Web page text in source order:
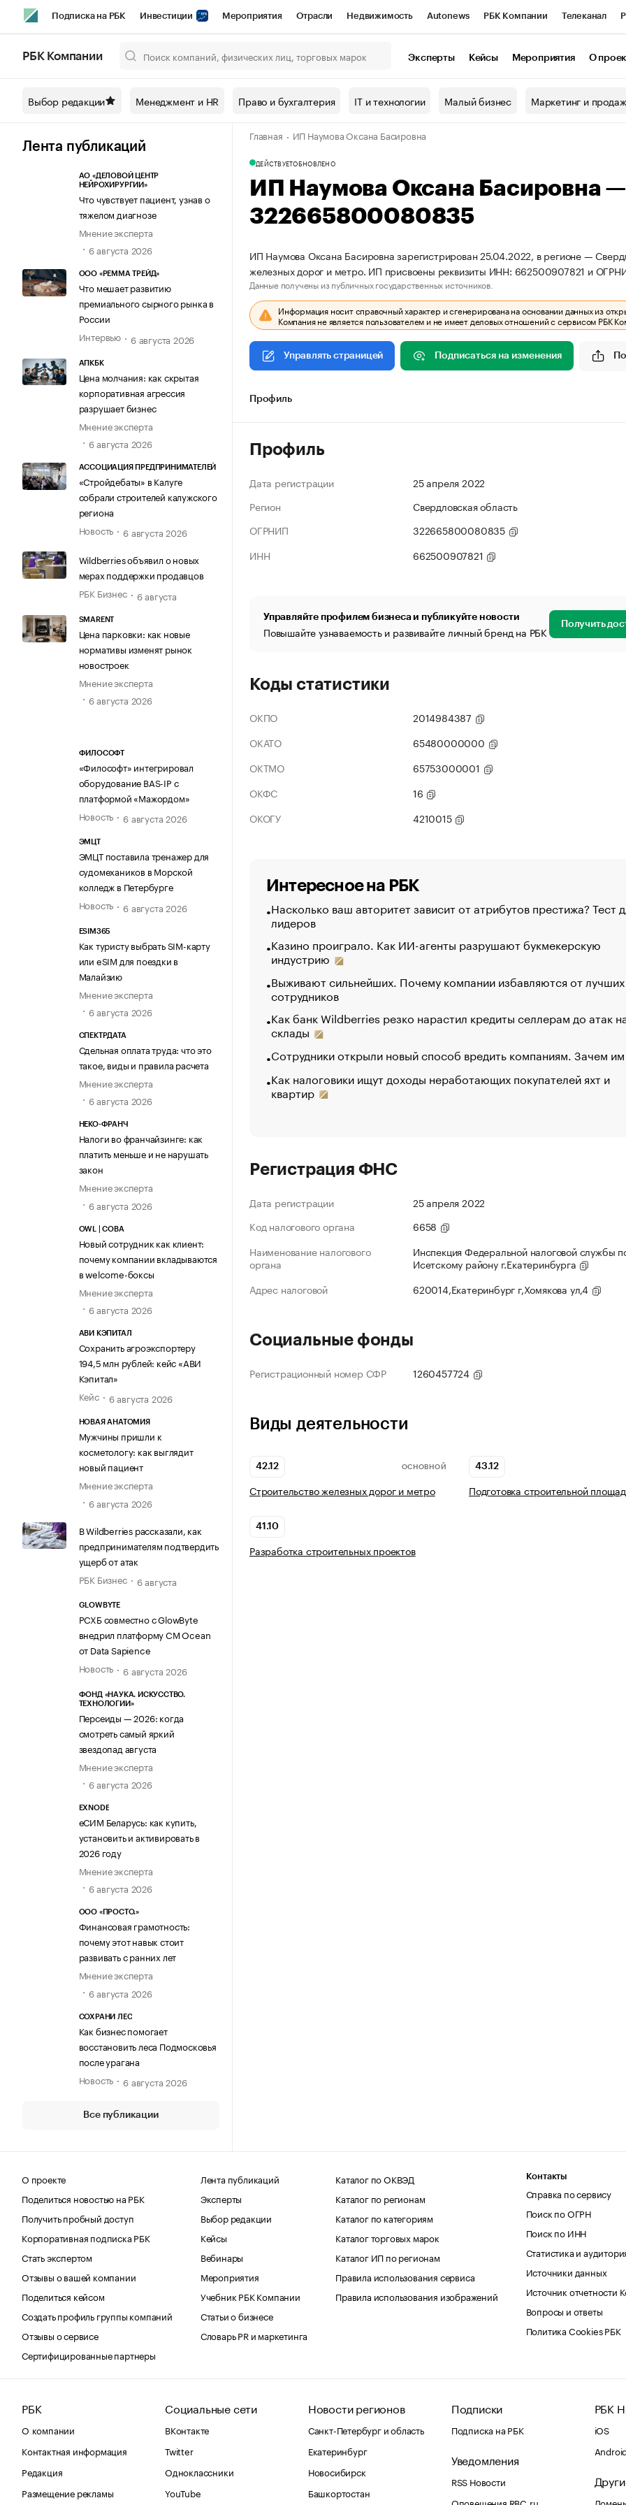
Подписка на РБК Инвестиции Мероприятия Отрасли Недвижимость Autonews РБК Компании Телеканал
Спецпроекты СПб Конференции СПб Спецпроекты Проверка контрагентов
Технологии и медиа Рынок наличной валюты
РБК Компании Эксперты Кейсы Мероприятия О
Выбор редакции Менеджмент и HR Право и бухгалтерия IT и технологии Малый бизнес Маркетинг и
Лента публикаций
АО «ДЕЛОВОЙ ЦЕНТР
НЕЙРОХИРУРГИИ»
Что чувствует пациент, узнав о
тяжелом диагнозе
Мнение эксперта
6 августа 2026
ООО «РЕММА ТРЕЙД»
Что мешает развитию
премиального сырного рынка в
России
Интервью
6 августа 2026
АПКБК
Цена молчания: как скрытая
корпоративная агрессия
разрушает бизнес
Мнение эксперта
6 августа 2026
АССОЦИАЦИЯ ПРЕДПРИНИМАТЕЛЕЙ
«Стройдебаты» в Калуге
собрали строителей калужского
региона
Новость
6 августа 2026
Wildberries объявил о новых
мерах поддержки продавцов
РБК Бизнес
6 августа
SMARENT
Цена парковки: как новые
нормативы изменят рынок
новостроек
Мнение эксперта
6 августа 2026
ФИЛОСОФТ
«Философт» интегрировал
оборудование BAS-IP с
платформой «Мажордом»
Новость
6 августа 2026
ЭМЦТ
ЭМЦТ поставила тренажер для
судомехаников в Морской
колледж в Петербурге
Новость
6 августа 2026
ESIM365
Как туристу выбрать SIM-карту
или eSIM для поездки в
Малайзию
Мнение эксперта
6 августа 2026
СПЕКТРДАТА
Сдельная оплата труда: что это
такое, виды и правила расчета
Мнение эксперта
6 августа 2026
НЕКО-ФРАНЧ
Налоги во франчайзинге: как
платить меньше и не нарушать
закон
Мнение эксперта
6 августа 2026
OWL | СОВА
Новый сотрудник как клиент:
почему компании вкладываются
в welcome-боксы
Мнение эксперта
6 августа 2026
АВИ КЭПИТАЛ
Сохранить агроэкспортеру
194,5 млн рублей: кейс «АВИ
Кэпитал»
Кейс
6 августа 2026
НОВАЯ АНАТОМИЯ
Мужчины пришли к
косметологу: как выглядит
новый пациент
Мнение эксперта
6 августа 2026
В Wildberries рассказали, как
предпринимателям подтвердить
ущерб от атак
РБК Бизнес
6 августа
GLOWBYTE
РСХБ совместно с GlowByte
внедрил платформу CM Ocean
от Data Sapience
Новость
6 августа 2026
ФОНД «НАУКА. ИСКУССТВО.
ТЕХНОЛОГИИ»
Персеиды — 2026: когда
смотреть самый яркий
звездопад августа
Мнение эксперта
6 августа 2026
EXNODE
еСИМ Беларусь: как купить,
установить и активировать в
2026 году
Мнение эксперта
6 августа 2026
ООО «ПРОСТО.»
Финансовая грамотность:
почему этот навык стоит
развивать с ранних лет
Мнение эксперта
6 августа 2026
СОХРАНИ ЛЕС
Как бизнес помогает
восстановить леса Подмосковья
после урагана
Новость
6 августа 2026
Все публикации
Главная ИП Наумова Оксана Басировна
ДЕЙСТВУЕТОБНОВЛЕНО
ИП Наумова Оксана Басировна
322665800080835
ИП Наумова Оксана Басировна зарегистрирован 25.04.2022, в регионе —
железных дорог и метро. ИП присвоены реквизиты ИНН: 662500907821 и
Данные получены из публичных государственных источников.
Информация носит справочный характер и сгенерирована на основании данных из
Компания не является пользователем и не имеет деловых отношений с сервисом РБК
Управлять страницей Подписаться на изменения
Профиль
Профиль
Дата регистрации
25 апреля 2022
Регион
Свердловская область
ОГРНИП
322665800080835
ИНН
662500907821
Управляйте профилем бизнеса и публикуйте новости
Повышайте узнаваемость и развивайте личный бренд на РБК Получить
Коды статистики
ОКПО
2014984387
ОКАТО
65480000000
ОКТМО
65753000001
ОКФС
16
ОКОГУ
4210015
Интересное на РБК
Насколько ваш авторитет зависит от атрибутов престижа? Тест
лидеров
Казино проиграло. Как ИИ-агенты разрушают букмекерскую
индустрию
Выживают сильнейших. Почему компании избавляются от лучших
сотрудников
Как банк Wildberries резко нарастил кредиты селлерам до атак
склады
Сотрудники открыли новый способ вредить компаниям. Зачем
Как налоговики ищут доходы неработающих покупателей яхт и
квартир
Регистрация ФНС
Дата регистрации
25 апреля 2022
Код налогового органа
6658
Наименование налогового
органа
Инспекция Федеральной налоговой службы
Исетскому району г.Екатеринбурга
Адрес налоговой
620014,Екатеринбург г,Хомякова ул,4
Социальные фонды
Регистрационный номер СФР 1260457724
Виды деятельности
42.12 ОСНОВНОЙ
Строительство железных дорог и метро
43.12
Подготовка строительной
41.10
Разработка строительных проектов
О проекте
Поделиться новостью на РБК
Получить пробный доступ
Корпоративная подписка РБК
Стать экспертом
Отзывы о вашей компании
Поделиться кейсом
Создать профиль группы компаний
Отзывы о сервисе
Сертифицированные партнеры
Лента публикаций
Эксперты
Выбор редакции
Кейсы
Вебинары
Мероприятия
Учебник РБК Компании
Статьи о бизнесе
Словарь PR и маркетинга
Каталог по ОКВЭД
Каталог по регионам
Каталог по категориям
Каталог торговых марок
Каталог ИП по регионам
Правила использования сервиса
Правила использования изображений
Контакты
Справка по сервису
Поиск по ОГРН
Поиск по ИНН
Статистика и
Источники данных
Источник отчетности
Вопросы и ответы
Политика Cookies РБК
РБК
О компании
Контактная информация
Редакция
Размещение рекламы
Социальные сети
ВКонтакте
Twitter
Одноклассники
YouTube
Новости регионов
Санкт-Петербург и область
Екатеринбург
Новосибирск
Башкортостан
Подписки
Подписка на РБК
Уведомления
RSS Новости
Оповещения RBC.ru
РБК
iOS